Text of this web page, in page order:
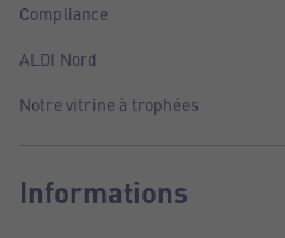
Compliance
ALDI Nord
Notre vitrine à trophées
Informations